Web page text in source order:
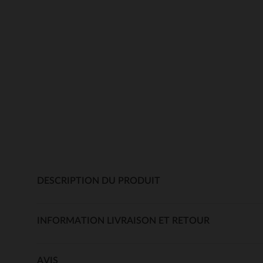
DESCRIPTION DU PRODUIT
INFORMATION LIVRAISON ET RETOUR
AVIS